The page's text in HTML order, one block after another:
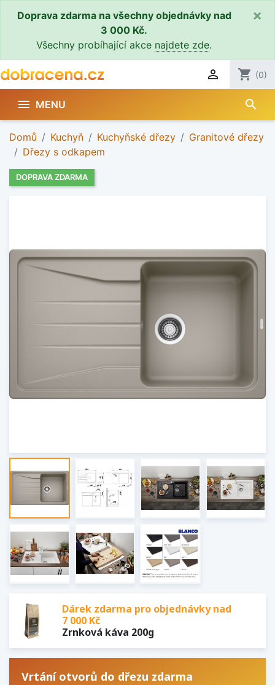
Doprava zdarma na všechny objednávky nad
3 000 Kč.
Všechny probíhající akce najdete zde.
×
 shopping_cart (0)
 MENU search
Domů Kuchyň Kuchyňské dřezy
Granitové dřezy
Dřezy s odkapem
DOPRAVA ZDARMA
Dárek zdarma pro objednávky nad
7 000 Kč
Zrnková káva 200g
Vrtání otvorů do dřezu zdarma